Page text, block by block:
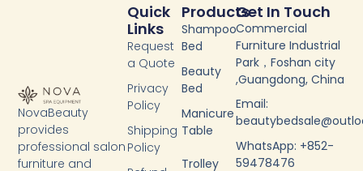
NovaBeauty
provides
professional salon
furniture and
Products
Shampoo
Bed
Beauty
Bed
Manicure
Table
Trolley
Quick
Links
Request
a Quote
Privacy
Policy
Shipping
Policy
Get In Touch
Commercial
Furniture Industrial
Park，Foshan city
,Guangdong, China
Email:
WhatsApp: +852-
59478476